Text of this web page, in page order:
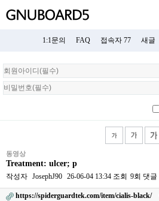
1:1문의 FAQ 접속자 77 새글
회
원
로
동영상
Treatment: ulcer; p
작성자 JosephJ90 26-06-04 13:34 조회 9회 댓글
https://spiderguardtek.com/item/cialis-black/